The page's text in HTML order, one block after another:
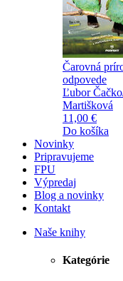
Čarovná
odpovede
Ľubor
Martišková
11,00 €
Do košíka
Novinky
Pripravujeme
FPU
Výpredaj
Blog a novinky
Kontakt
Naše knihy
Kategórie